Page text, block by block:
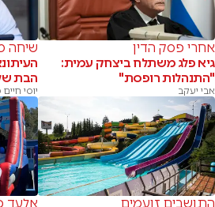
אחרי פסק הדין
גיא פלג משתלח ביצחק עמית:
"התנהלות רופסת"
אבי יעקב
שיחה
הבת
יוסי חיים
התושבים זועמים
אלעד